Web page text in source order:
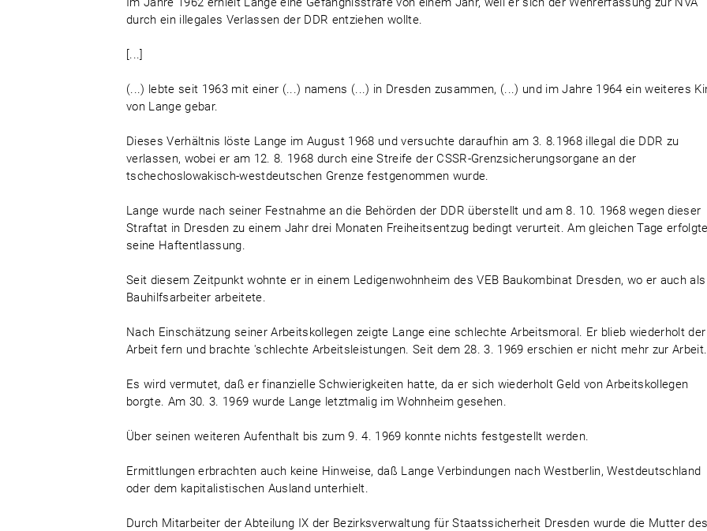
durch ein illegales Verlassen der DDR entziehen wollte.
[...]
(...) lebte seit 1963 mit einer (...) namens (...) in Dresden zusammen, (...) und im Jahre 1964 ein weiteres
von Lange gebar.
Dieses Verhältnis löste Lange im August 1968 und versuchte daraufhin am 3. 8.1968 illegal die DDR zu
verlassen, wobei er am 12. 8. 1968 durch eine Streife der CSSR-Grenzsicherungsorgane an der
tschechoslowakisch-westdeutschen Grenze festgenommen wurde.
Lange wurde nach seiner Festnahme an die Behörden der DDR überstellt und am 8. 10. 1968 wegen dieser
Straftat in Dresden zu einem Jahr drei Monaten Freiheitsentzug bedingt verurteit. Am gleichen Tage erfolgte
seine Haftentlassung.
Seit diesem Zeitpunkt wohnte er in einem Ledigenwohnheim des VEB Baukombinat Dresden, wo er auch als
Bauhilfsarbeiter arbeitete.
Nach Einschätzung seiner Arbeitskollegen zeigte Lange eine schlechte Arbeitsmoral. Er blieb wiederholt der
Arbeit fern und brachte 'schlechte Arbeitsleistungen. Seit dem 28. 3. 1969 erschien er nicht mehr zur Arbeit.
Es wird vermutet, daß er finanzielle Schwierigkeiten hatte, da er sich wiederholt Geld von Arbeitskollegen
borgte. Am 30. 3. 1969 wurde Lange letztmalig im Wohnheim gesehen.
Über seinen weiteren Aufenthalt bis zum 9. 4. 1969 konnte nichts festgestellt werden.
Ermittlungen erbrachten auch keine Hinweise, daß Lange Verbindungen nach Westberlin, Westdeutschland
oder dem kapitalistischen Ausland unterhielt.
Durch Mitarbeiter der Abteilung IX der Bezirksverwaltung für Staatssicherheit Dresden wurde die Mutter des